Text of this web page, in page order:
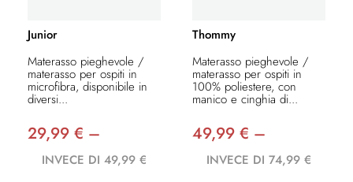
Junior
Materasso pieghevole /
materasso per ospiti in
microfibra, disponibile in
diversi...
29,99 € –
INVECE DI 49,99 €
Thommy
Materasso pieghevole /
materasso per ospiti in
100% poliestere, con
manico e cinghia di...
49,99 € –
INVECE DI 74,99 €